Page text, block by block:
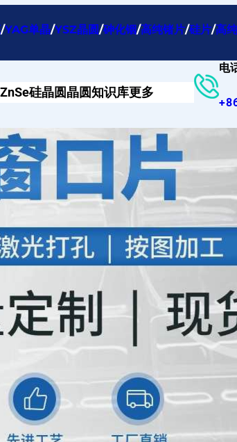
/YAG单晶/YSZ晶圆/砷化铟/高纯锗片/硅片/高
硅晶圆晶圆知识库更多
电